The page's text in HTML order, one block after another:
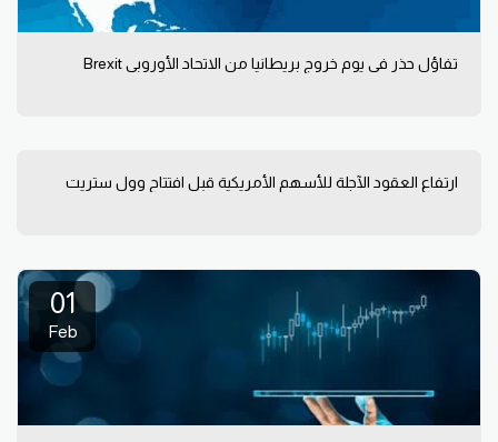
تفاؤل حذر في يوم خروج بريطانيا من الاتحاد الأوروبي Brexit
ارتفاع العقود الآجلة للأسهم الأمريكية قبل افتتاح وول ستريت
01
Feb